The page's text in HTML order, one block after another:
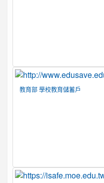
教育部 學校教育儲蓄戶